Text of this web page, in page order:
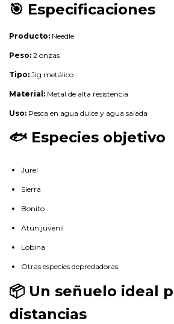
🎯 Especificaciones
Producto: Needle
Peso: 2 onzas
Tipo: Jig metálico
Material: Metal de alta resistencia
Uso: Pesca en agua dulce y agua salada
🐟 Especies objetivo
Jurel
Sierra
Bonito
Atún juvenil
Lobina
Otras especies depredadoras.
📦 Un señuelo ideal
distancias